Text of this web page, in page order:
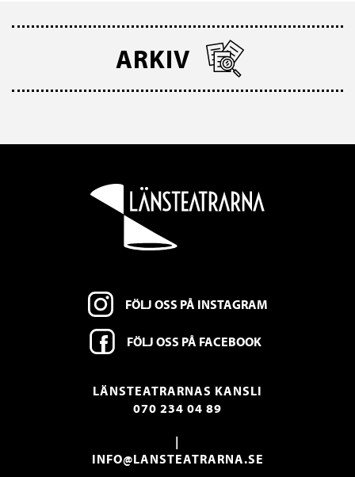
ARKIV
FÖLJ OSS PÅ INSTAGRAM
FÖLJ OSS PÅ FACEBOOK
LÄNSTEATRARNAS KANSLI
070 234 04 89
|
INFO@LANSTEATRARNA.SE